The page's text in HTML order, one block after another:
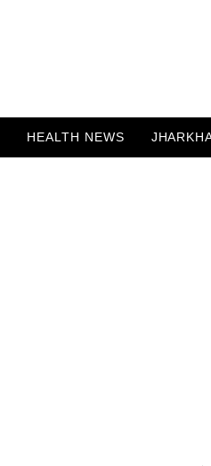
HEALTH NEWS